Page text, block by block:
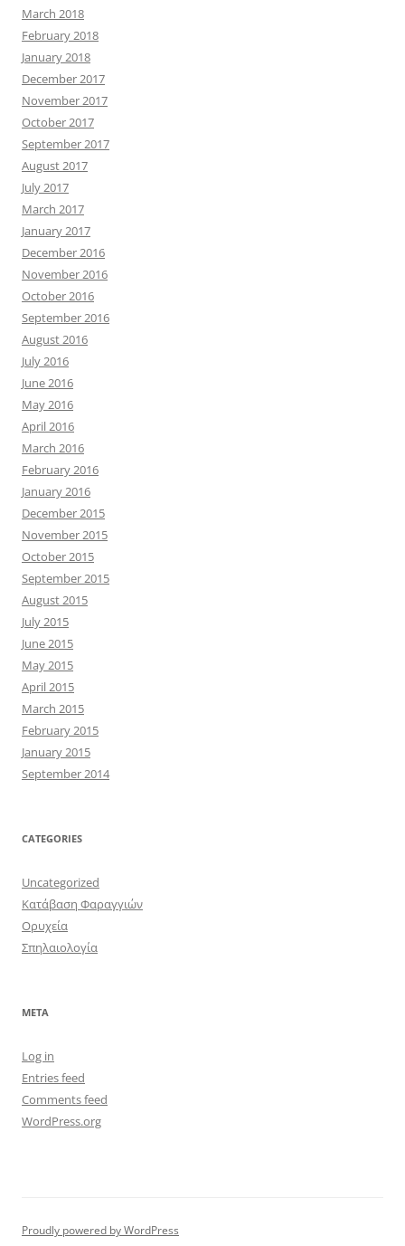
March 2018
February 2018
January 2018
December 2017
November 2017
October 2017
September 2017
August 2017
July 2017
March 2017
January 2017
December 2016
November 2016
October 2016
September 2016
August 2016
July 2016
June 2016
May 2016
April 2016
March 2016
February 2016
January 2016
December 2015
November 2015
October 2015
September 2015
August 2015
July 2015
June 2015
May 2015
April 2015
March 2015
February 2015
January 2015
September 2014
CATEGORIES
Uncategorized
Κατάβαση Φαραγγιών
Ορυχεία
Σπηλαιολογία
META
Log in
Entries feed
Comments feed
WordPress.org
Proudly powered by WordPress